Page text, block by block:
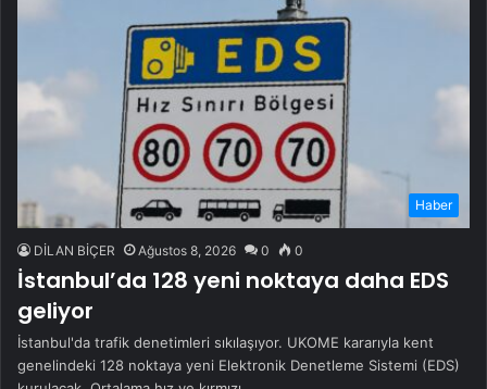
Haber
DİLAN BİÇER Ağustos 8, 2026 0 0
İstanbul’da 128 yeni noktaya daha EDS
geliyor
İstanbul'da trafik denetimleri sıkılaşıyor. UKOME kararıyla kent
genelindeki 128 noktaya yeni Elektronik Denetleme Sistemi (EDS)